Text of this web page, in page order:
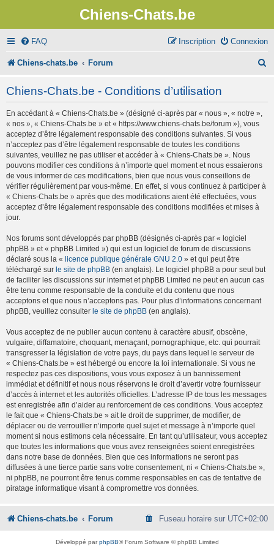
Chiens-Chats.be
FAQ Connexion
Inscription
Chiens-chats.be Forum
Chiens-Chats.be - Conditions d’utilisation
En accédant à « Chiens-Chats.be » (désigné ci-après par « nous », « notre »,
« nos », « Chiens-Chats.be » et « https://www.chiens-chats.be/forum »), vous
acceptez d’être légalement responsable des conditions suivantes. Si vous
n’acceptez pas d’être légalement responsable de toutes les conditions
suivantes, veuillez ne pas utiliser et accéder à « Chiens-Chats.be ». Nous
pouvons modifier ces conditions à n’importe quel moment et nous essaierons
de vous informer de ces modifications, bien que nous vous conseillons de
vérifier régulièrement par vous-même. En effet, si vous continuez à participer à
« Chiens-Chats.be » après que des modifications aient été effectuées, vous
acceptez d’être légalement responsable des conditions modifiées et mises à
jour.
Nos forums sont développés par phpBB (désignés ci-après par « logiciel
phpBB » et « phpBB Limited ») qui est un logiciel de forum de discussions
déclaré sous la « licence publique générale GNU 2.0 » et qui peut être
téléchargé sur le site de phpBB (en anglais). Le logiciel phpBB a pour seul but
de faciliter les discussions sur internet et phpBB Limited ne peut en aucun cas
être tenu comme responsable de la conduite et du contenu que nous
acceptons et que nous n’acceptons pas. Pour plus d’informations concernant
phpBB, veuillez consulter le site de phpBB (en anglais).
Vous acceptez de ne publier aucun contenu à caractère abusif, obscène,
vulgaire, diffamatoire, choquant, menaçant, pornographique, etc. qui pourrait
transgresser la législation de votre pays, du pays dans lequel le serveur de
« Chiens-Chats.be » est hébergé ou encore la loi internationale. Si vous ne
respectez pas ces dispositions, vous vous exposez à un bannissement
immédiat et définitif et nous nous réservons le droit d’avertir votre fournisseur
d’accès à internet et les autorités officielles. L’adresse IP de tous les messages
est enregistrée afin d’aider au renforcement de ces conditions. Vous acceptez
le fait que « Chiens-Chats.be » ait le droit de supprimer, de modifier, de
déplacer ou de verrouiller n’importe quel sujet et message à n’importe quel
moment si nous estimons cela nécessaire. En tant qu’utilisateur, vous acceptez
que toutes les informations que vous avez renseignées soient enregistrées
dans notre base de données. Bien que ces informations ne seront pas
diffusées à une tierce partie sans votre consentement, ni « Chiens-Chats.be »,
ni phpBB, ne pourront être tenus comme responsables en cas de tentative de
piratage informatique visant à compromettre vos données.
Chiens-chats.be Forum Fuseau horaire sur UTC+02:00
Développé parphpBB® Forum Software © phpBB Limited